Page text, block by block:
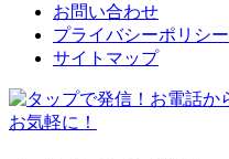
お問い合わせ
プライバシーポリシー
サイトマップ